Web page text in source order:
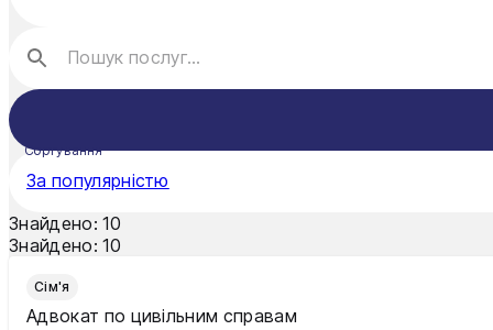
Суми
Ужгород
Сортування
За популярністю
Знайдено: 10
Знайдено: 10
Сім'я
Адвокат по цивільним справам